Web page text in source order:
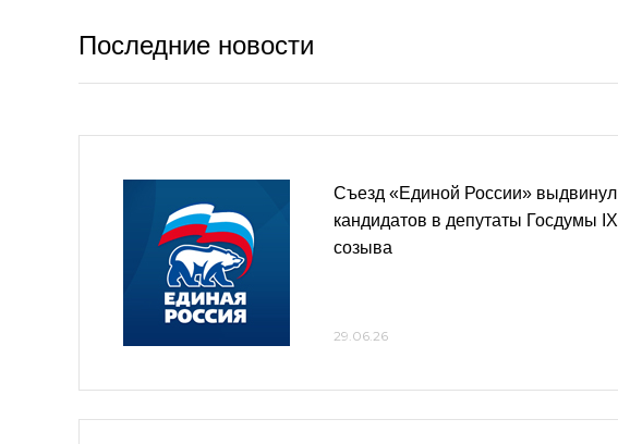
Последние новости
Съезд «Единой России» выдвинул
кандидатов в депутаты Госдумы IX
созыва
29.06.26